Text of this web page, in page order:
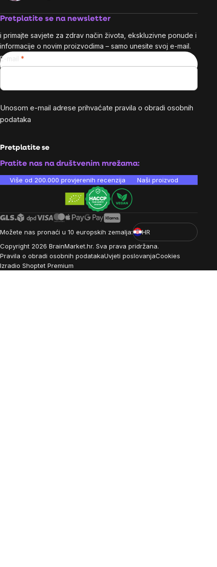
Pretplatite se na newsletter
i primajte savjete za zdrav način života, ekskluzivne ponude i
informacije o novim proizvodima – samo unesite svoj e-mail.
E-mail
Unosom e-mail adrese prihvaćate pravila o obradi osobnih
podataka
Pretplatite se
Pratite nas na društvenim mrežama:
Više od 200.000 provjerenih recenzija Naši proizvodi su
Možete nas pronaći u 10 europskih zemalja:
HR
Copyright 2026 BrainMarket.hr. Sva prava pridržana.
Pravila o obradi osobnih podatakaUvjeti poslovanjaCookies
Izradio Shoptet Premium